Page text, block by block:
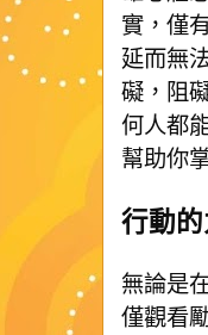
實，僅
延而無
礙，阻
何人都
幫助你
行動
無論是
僅觀看